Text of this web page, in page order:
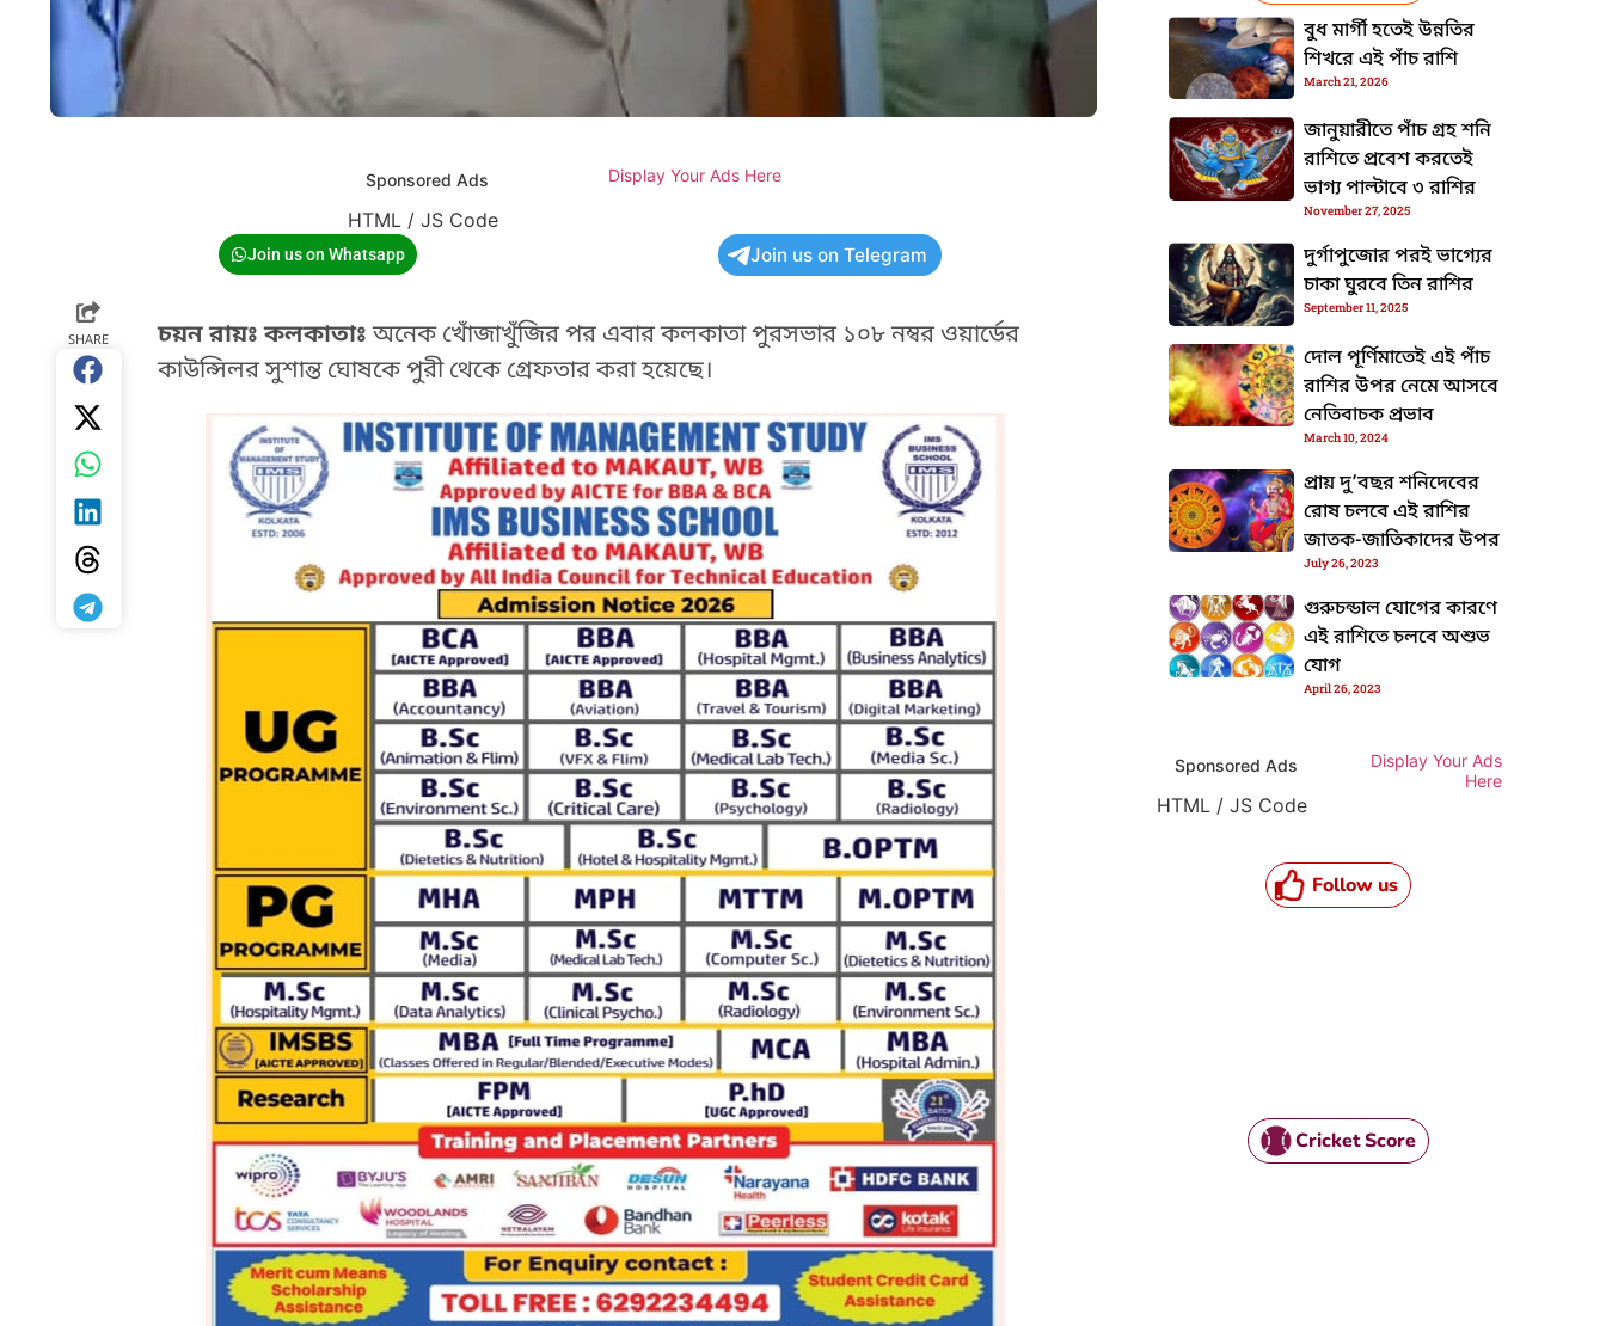
Sponsored Ads Display Your Ads Here
HTML / JS Code HTML / JS Code
Join us on Whatsapp Join us on Telegram
SHARE চয়ন রায়ঃ কলকাতাঃঅনেক খোঁজাখুঁজির পর এবার কলকাতা পুরসভার ১০৮ নম্বর ওয়ার্ডের
কাউন্সিলর সুশান্ত ঘোষকে পুরী থেকে গ্রেফতার করা হয়েছে।
বুধ মার্গী হতেই উন্নতির
শিখরে এই পাঁচ রাশি
March 21, 2026
জানুয়ারীতে পাঁচ গ্রহ শনি
রাশিতে প্রবেশ করতেই
ভাগ্য পাল্টাবে ৩ রাশির
November 27, 2025
দুর্গাপুজোর পরই ভাগ্যের
চাকা ঘুরবে তিন রাশির
September 11, 2025
দোল পূর্ণিমাতেই এই পাঁচ
রাশির উপর নেমে আসবে
নেতিবাচক প্রভাব
March 10, 2024
প্রায় দু’বছর শনিদেবের
রোষ চলবে এই রাশির
জাতক-জাতিকাদের উপর
July 26, 2023
গুরুচন্ডাল যোগের কারণে
এই রাশিতে চলবে অশুভ
যোগ
April 26, 2023
Sponsored Ads
Display Your Ads
Here
HTML / JS Code HTML / JS Code
Follow us
Cricket Score